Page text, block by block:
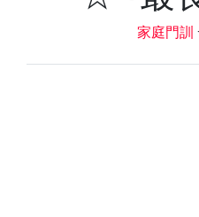
家庭門訓 ·